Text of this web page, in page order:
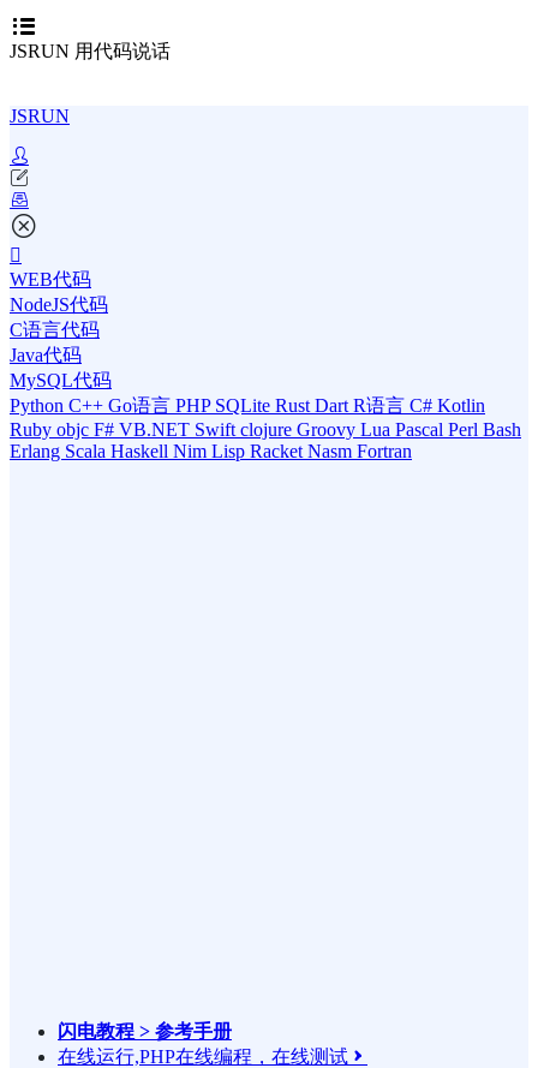
JSRUN 用代码说话
JSRUN
WEB代码
NodeJS代码
C语言代码
Java代码
MySQL代码
Python C++ Go语言 PHP SQLite Rust Dart R语言 C# Kotlin
Ruby objc F# VB.NET Swift clojure Groovy Lua Pascal Perl Bash
Erlang Scala Haskell Nim Lisp Racket Nasm Fortran
闪电教程 > 参考手册
在线运行,PHP在线编程，在线测试 